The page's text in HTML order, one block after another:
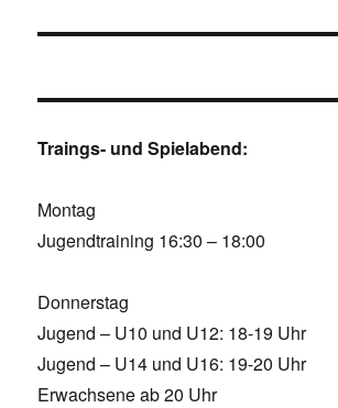
Traings- und Spielabend:
Montag
Jugendtraining 16:30 – 18:00
Donnerstag
Jugend – U10 und U12: 18-19 Uhr
Jugend – U14 und U16: 19-20 Uhr
Erwachsene ab 20 Uhr